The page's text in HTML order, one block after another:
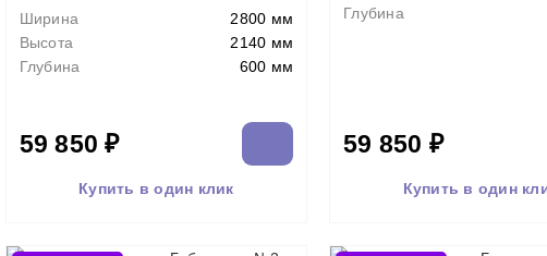
Ширина
2800 мм
Высота
2140 мм
Глубина
600 мм
59 850 ₽
Купить в один клик
Глубина
59 850 ₽
Купить в один